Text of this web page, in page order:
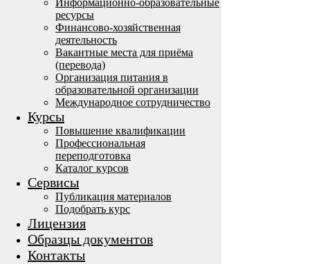
Информационно-образовательные
ресурсы
Финансово-хозяйственная
деятельность
Вакантные места для приёма
(перевода)
Организация питания в
образовательной организации
Международное сотрудничество
Курсы
Повышение квалификации
Профессиональная
переподготовка
Каталог курсов
Сервисы
Публикация материалов
Подобрать курс
Лицензия
Образцы документов
Контакты